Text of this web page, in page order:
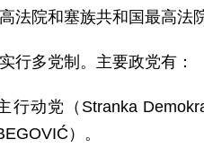
法院和塞族共和国最高法院
行多党制。主要政党有：
行动党（Stranka
）。